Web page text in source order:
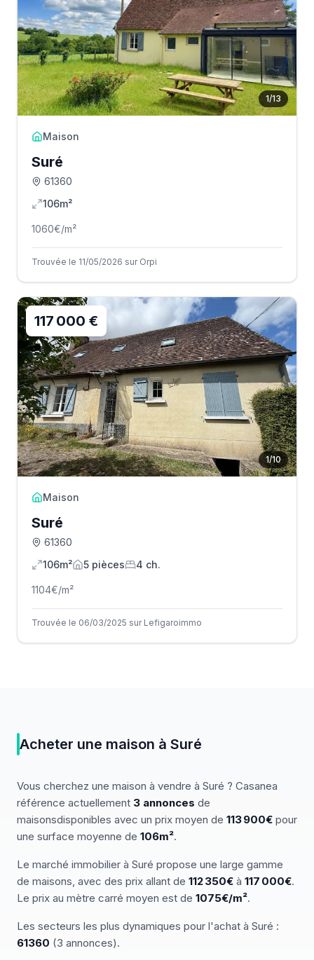
1/13
Maison
Suré
61360
106m²
1060€/m²
Trouvée le 11/05/2026 sur Orpi
1/10
117 000 €
Maison
Suré
61360
106m²
5 pièces 4 ch.
1104€/m²
Trouvée le 06/03/2025 sur Lefigaroimmo
Acheter une maison à Suré
Vous cherchez une maison à vendre à Suré ? Casanea
référence actuellement 3 annonces de
maisonsdisponibles avec un prix moyen de 113 900€ pour
une surface moyenne de 106m².
Le marché immobilier à Suré propose une large gamme
de maisons, avec des prix allant de 112 350€ à 117 000€.
Le prix au mètre carré moyen est de 1075€/m².
Les secteurs les plus dynamiques pour l'achat à Suré :
61360 (3 annonces).